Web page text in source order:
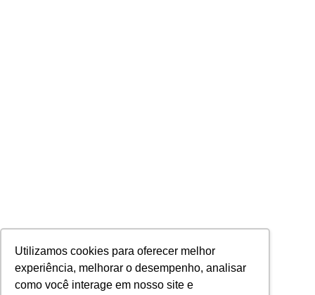
Utilizamos cookies para oferecer melhor
experiência, melhorar o desempenho, analisar
como você interage em nosso site e